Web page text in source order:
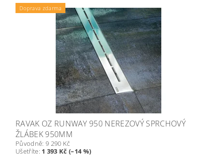
Doprava zdarma
RAVAK OZ RUNWAY 950 NEREZOVÝ SPRCHOVÝ
ŽLÁBEK 950MM
Původně: 9 290 Kč
Ušetříte: 1 393 Kč (–14 %)